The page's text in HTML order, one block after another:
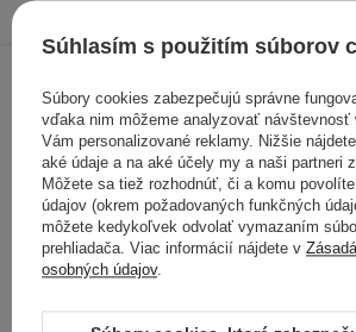
18,50 €
PRIDAŤ
Kontrolovali aj ďalší
Súhlasím s použitím súborov
Súbory cookies zabezpečujú správne
vďaka nim môžeme analyzovať návštevnosť
Vám personalizované reklamy. Nižšie
aké údaje a na aké účely my a naši partneri
Môžete sa tiež rozhodnúť, či a komu
údajov (okrem požadovaných funkčných
môžete kedykoľvek odvolať vymazaním
prehliadača. Viac informácií nájdete v
osobných údajov.